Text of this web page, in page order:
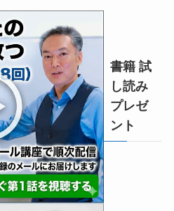
書籍 試
し読み
プレゼ
ント